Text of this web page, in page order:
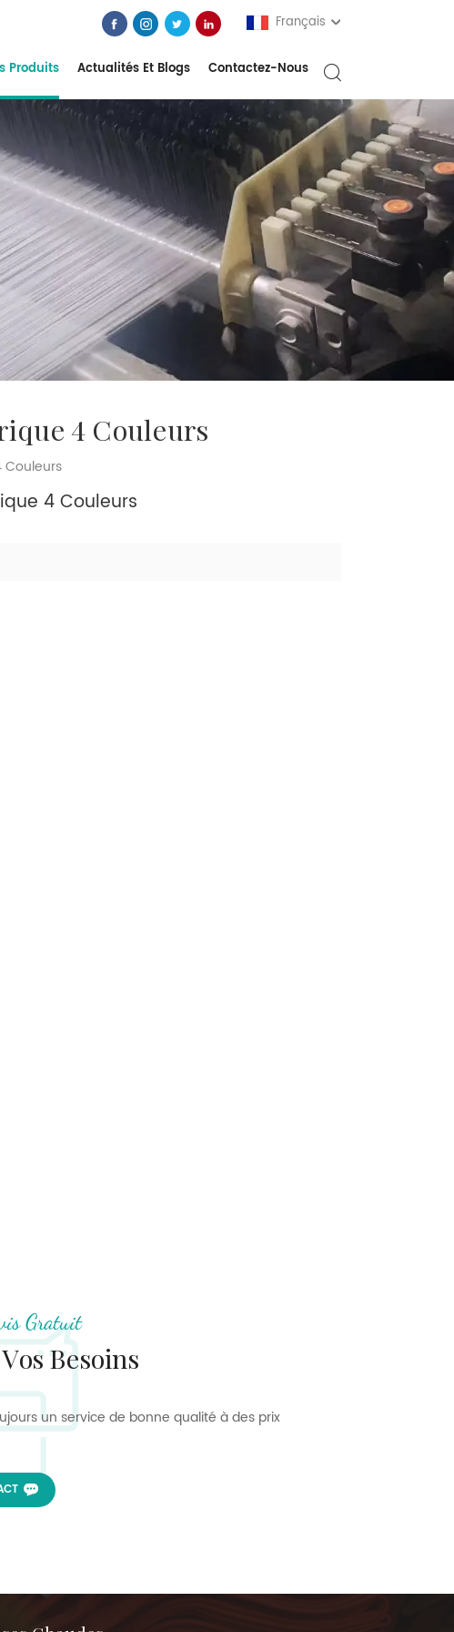
Français
Produits Actualités Et Blogs Contactez-Nous
4 Couleurs
Couleurs
4 Couleurs
Gratuit
Besoins
un service de bonne qualité à des prix